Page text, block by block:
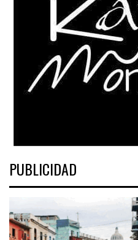
PUBLICIDAD